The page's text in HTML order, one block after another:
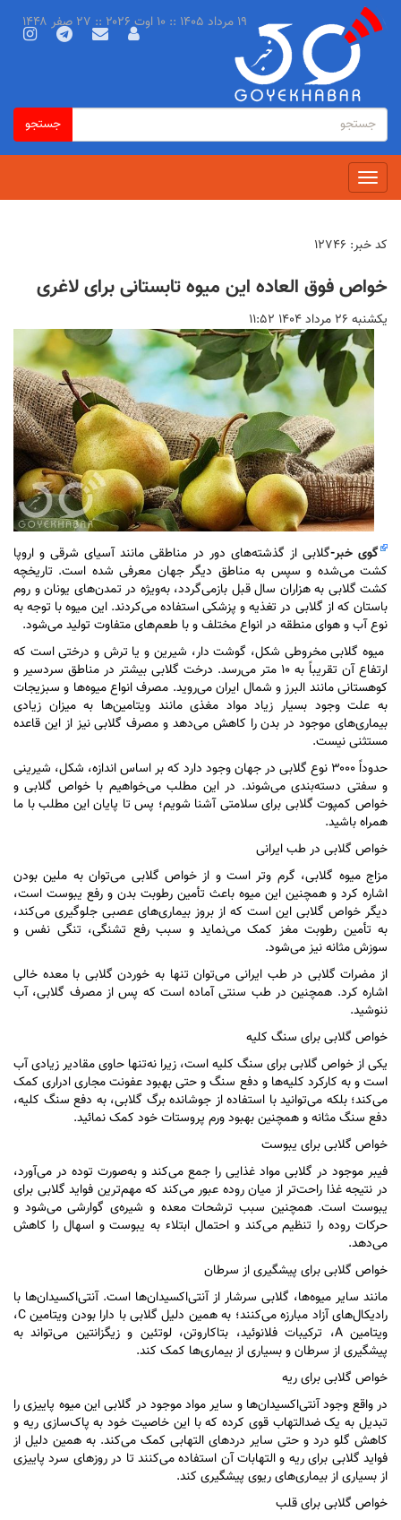
فرم
جستجو
جستجو
جستجو
Toggle
navigation
۱۹ مرداد ۱۴۰۵ :: ۱۰ اوت ۲۰۲۶ :: ۲۷ صفر ۱۴۴۸
کد خبر: ۱۲۷۴۶
خواص فوق العاده این میوه تابستانی برای لاغری
يكشنبه ۲۶ مرداد ۱۴۰۴ ۱۱:۵۲
گوی خبر-گلابی از گذشته‌های دور در مناطقی مانند آسیای شرقی و اروپا
کشت می‌شده و سپس به مناطق دیگر جهان معرفی شده است. تاریخچه
کشت گلابی به هزاران سال قبل بازمی‌گردد، به‌ویژه در تمدن‌های یونان و روم
باستان که از گلابی در تغذیه و پزشکی استفاده می‌کردند. این میوه با توجه به
نوع آب و هوای منطقه در انواع مختلف و با طعم‌های متفاوت تولید می‌شود.
میوه گلابی مخروطی شکل، گوشت دار، شیرین و یا ترش و درختی است که
ارتفاع آن تقریباً به ۱۰ متر می‌رسد. درخت گلابی بیشتر در مناطق سردسیر و
کوهستانی مانند البرز و شمال ایران می‌روید. مصرف انواع میوه‌ها و سبزیجات
به علت وجود بسیار زیاد مواد مغذی مانند ویتامین‌ها به میزان زیادی
بیماری‌های موجود در بدن را کاهش می‌دهد و مصرف گلابی نیز از این قاعده
مستثنی نیست.
حدوداً ۳۰۰۰ نوع گلابی در جهان وجود دارد که بر اساس اندازه، شکل، شیرینی
و سفتی دسته‌بندی می‌شوند. در این مطلب می‌خواهیم با خواص گلابی و
خواص کمپوت گلابی برای سلامتی آشنا شویم؛ پس تا پایان این مطلب با ما
همراه باشید.
خواص گلابی در طب ایرانی
مزاج میوه گلابی، گرم و‌تر است و از خواص گلابی می‌توان به ملین بودن
اشاره کرد و همچنین این میوه باعث تأمین رطوبت بدن و رفع یبوست است،
دیگر خواص گلابی این است که از بروز بیماری‌های عصبی جلوگیری می‌کند،
به تأمین رطوبت مغز کمک می‌نماید و سبب رفع تشنگی، تنگی نفس و
سوزش مثانه نیز می‌شود.
از مضرات گلابی در طب ایرانی می‌توان تنها به خوردن گلابی با معده خالی
اشاره کرد. همچنین در طب سنتی آماده است که پس از مصرف گلابی، آب
ننوشید.
خواص گلابی برای سنگ کلیه
یکی از خواص گلابی برای سنگ کلیه است، زیرا نه‌تنها حاوی مقادیر زیادی آب
است و به کارکرد کلیه‌ها و دفع سنگ و حتی بهبود عفونت مجاری ادراری کمک
می‌کند؛ بلکه می‌توانید با استفاده از جوشانده برگ گلابی، به دفع سنگ کلیه،
دفع سنگ مثانه و همچنین بهبود ورم پروستات خود کمک نمائید.
خواص گلابی برای یبوست
فیبر موجود در گلابی مواد غذایی را جمع می‌کند و به‌صورت توده در می‌آورد،
در نتیجه غذا راحت‌تر از میان روده عبور می‌کند که مهم‌ترین فواید گلابی برای
یبوست است. همچنین سبب ترشحات معده و شیره‌ی گوارشی می‌شود و
حرکات روده را تنظیم می‌کند و احتمال ابتلاء به یبوست و اسهال را کاهش
می‌دهد.
خواص گلابی برای پیشگیری از سرطان
مانند سایر میوه‌ها، گلابی سرشار از آنتی‌اکسیدان‌ها است. آنتی‌اکسیدان‌ها با
رادیکال‌های آزاد مبارزه می‌کنند؛ به همین دلیل گلابی با دارا بودن ویتامین C،
ویتامین A، ترکیبات فلانوئید، بتاکاروتن، لوتئین و زیگزانتین می‌تواند به
پیشگیری از سرطان و بسیاری از بیماری‌ها کمک کند.
خواص گلابی برای ریه
در واقع وجود آنتی‌اکسیدان‌ها و سایر مواد موجود در گلابی این میوه پاییزی را
تبدیل به یک ضدالتهاب قوی کرده که با این خاصیت خود به پاک‌سازی ریه و
کاهش گلو درد و حتی سایر درد‌های التهابی کمک می‌کند. به همین دلیل از
فواید گلابی برای ریه و التهابات آن استفاده می‌کنند تا در روز‌های سرد پاییزی
از بسیاری از بیماری‌های ریوی پیشگیری کند.
خواص گلابی برای قلب